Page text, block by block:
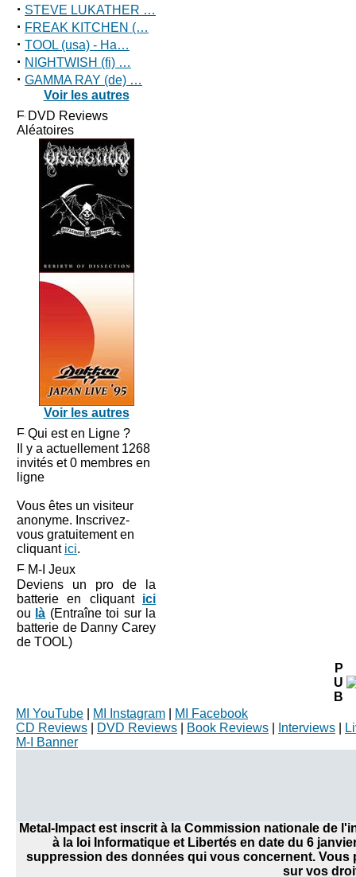
· STEVE LUKATHER …
· FREAK KITCHEN (…
· TOOL (usa) - Ha…
· NIGHTWISH (fi) …
· GAMMA RAY (de) …
Voir les autres
DVD Reviews
Aléatoires
Voir les autres
Qui est en Ligne ?
Il y a actuellement 1268
invités et 0 membres en
ligne
Vous êtes un visiteur
anonyme. Inscrivez-
vous gratuitement en
cliquant ici.
M-I Jeux
Deviens un pro de la
batterie en cliquant ici
ou là (Entraîne toi sur la
batterie de Danny Carey
de TOOL)
P
U
B
MI YouTube
MI Instagram
MI Facebook
CD Reviews
DVD Reviews Book Reviews Interviews
M-I Banner
Metal-Impact est inscrit à la Commission nationale de
à la loi Informatique et Libertés en date du 6
suppression des données qui vous concernent.
sur vos